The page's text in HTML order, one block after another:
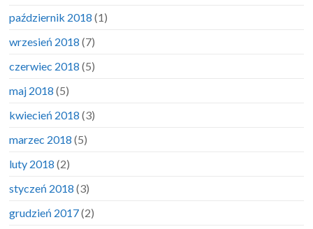
październik 2018 (1)
wrzesień 2018 (7)
czerwiec 2018 (5)
maj 2018 (5)
kwiecień 2018 (3)
marzec 2018 (5)
luty 2018 (2)
styczeń 2018 (3)
grudzień 2017(2)